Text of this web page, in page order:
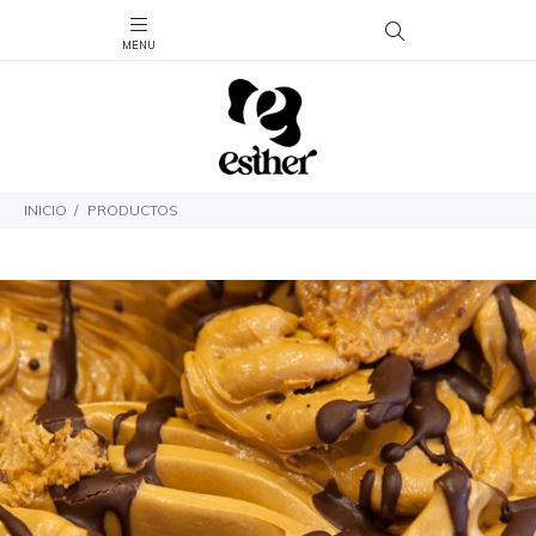
INICIO PRODUCTOS